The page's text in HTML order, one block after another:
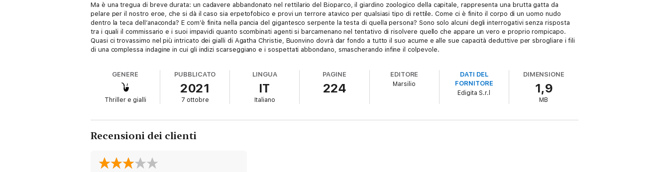
Ma è una tregua di breve durata: un cadavere abbandonato nel rettilario del Bioparco, il giardino zoologico della capitale, rappresenta una brutta gatta da
pelare per il nostro eroe, che si dà il caso sia erpetofobico e provi un terrore atavico per qualsiasi tipo di rettile. Come ci è finito il corpo di un uomo nudo
dentro la teca dell’anaconda? E com’è finita nella pancia del gigantesco serpente la testa di quella persona? Sono solo alcuni degli interrogativi senza risposta
tra i quali il commissario e i suoi impavidi quanto scombinati agenti si barcamenano nel tentativo di risolvere quello che appare un vero e proprio rompicapo.
Quasi ci trovassimo nel più intricato dei gialli di Agatha Christie, Buonvino dovrà dar fondo a tutto il suo acume e alle sue capacità deduttive per sbrogliare i fili
di una complessa indagine in cui gli indizi scarseggiano e i sospettati abbondano, smascherando infine il colpevole.
GENERE
Thriller e gialli
PUBBLICATO
2021
7 ottobre
LINGUA
IT
Italiano
PAGINE
224
EDITORE
Marsilio
DATI DEL
FORNITORE
Edigita S.r.l
DIMENSIONE
1,9
MB
Recensioni dei clienti